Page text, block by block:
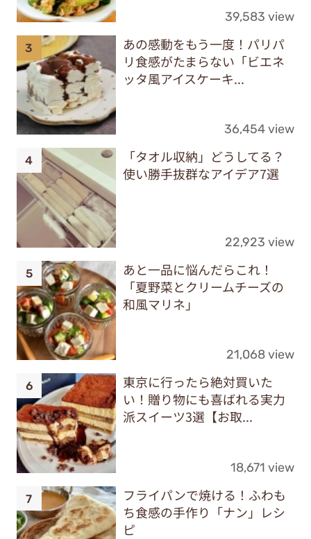
39,583 view
あの感動をもう一度！パリパ
リ食感がたまらない「ビエネ
ッタ風アイスケーキ...
36,454 view
「タオル収納」どうしてる？
使い勝手抜群なアイデア7選
22,923 view
あと一品に悩んだらこれ！
「夏野菜とクリームチーズの
和風マリネ」
21,068 view
東京に行ったら絶対買いた
い！贈り物にも喜ばれる実力
派スイーツ3選【お取...
18,671 view
フライパンで焼ける！ふわも
ち食感の手作り「ナン」レシ
ピ